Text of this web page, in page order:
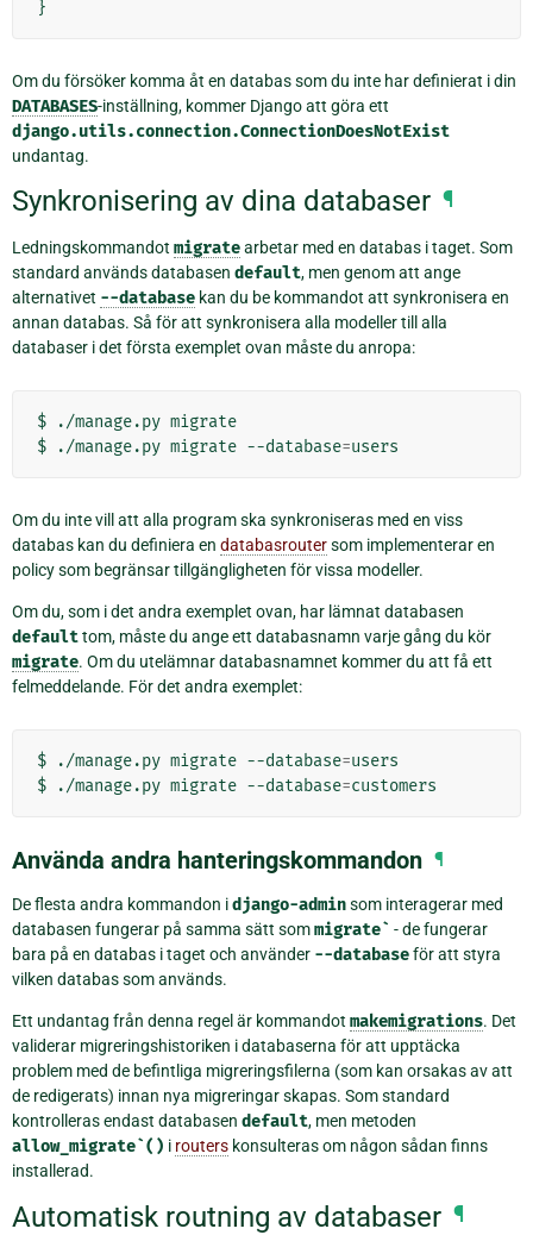
}
Om du försöker komma åt en databas som du inte har definierat i din
DATABASES-inställning, kommer Django att göra ett
django.utils.connection.ConnectionDoesNotExist
undantag.
Synkronisering av dina databaser ¶
Ledningskommandot migratearbetar med en databas i taget. Som
standard används databasen default, men genom att ange
alternativet --database kan du be kommandot att synkronisera en
annan databas. Så för att synkronisera alla modeller till alla
databaser i det första exemplet ovan måste du anropa:
$ ./manage.py migrate
$
./manage.py migrate --database=
Om du inte vill att alla program ska synkroniseras med en viss
databas kan du definiera en databasroutersom implementerar en
policy som begränsar tillgängligheten för vissa modeller.
Om du, som i det andra exemplet ovan, har lämnat databasen
defaulttom, måste du ange ett databasnamn varje gång du kör
migrate. Om du utelämnar databasnamnet kommer du att få ett
felmeddelande. För det andra exemplet:
$ ./manage.py migrate --database=users
$
./manage.py migrate --database=
Använda andra hanteringskommandon ¶
De flesta andra kommandon idjango-adminsom interagerar med
databasen fungerar på samma sätt sommigrate` - de fungerar
bara på en databas i taget och använder --databaseför att styra
vilken databas som används.
Ett undantag från denna regel är kommandot makemigrations. Det
validerar migreringshistoriken i databaserna för att upptäcka
problem med de befintliga migreringsfilerna (som kan orsakas av att
de redigerats) innan nya migreringar skapas. Som standard
kontrolleras endast databasen default, men metoden
allow_migrate`() i routers konsulteras om någon sådan finns
installerad.
Automatisk routning av databaser ¶